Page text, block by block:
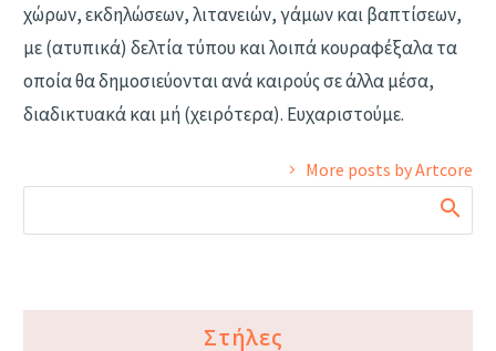
χώρων, εκδηλώσεων, λιτανειών, γάμων και βαπτίσεων,
με (ατυπικά) δελτία τύπου και λοιπά κουραφέξαλα τα
οποία θα δημοσιεύονται ανά καιρούς σε άλλα μέσα,
διαδικτυακά και μή (χειρότερα). Ευχαριστούμε.
More posts by Artcore
Στήλες